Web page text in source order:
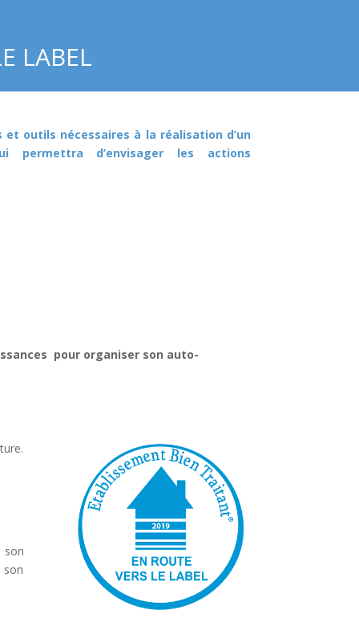
LABEL
outils nécessaires à la réalisation d’un
permettra d’envisager les actions
pour organiser son auto-
son